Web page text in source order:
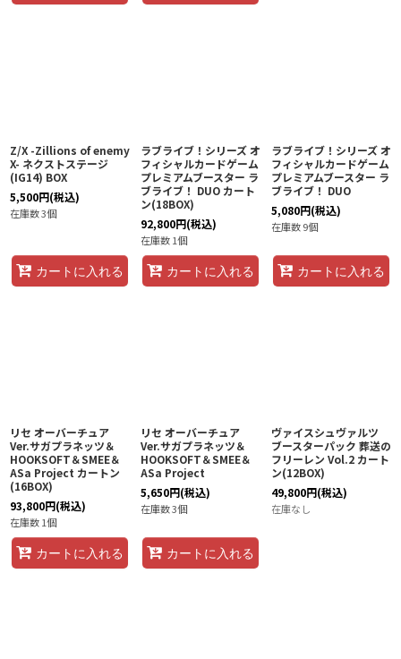
Z/X -Zillions of enemy
X- ネクストステージ
(IG14) BOX
5,500円(税込)
在庫数 3個
カートに入れる
ラブライブ！シリーズ オ
フィシャルカードゲーム
プレミアムブースター ラ
ブライブ！ DUO カート
ン(18BOX)
92,800円(税込)
在庫数 1個
カートに入れる
ラブライブ！シリーズ オ
フィシャルカードゲーム
プレミアムブースター ラ
ブライブ！ DUO
5,080円(税込)
在庫数 9個
カートに入れる
リセ オーバーチュア
Ver.サガプラネッツ＆
HOOKSOFT＆SMEE＆
ASa Project カートン
(16BOX)
93,800円(税込)
在庫数 1個
カートに入れる
リセ オーバーチュア
Ver.サガプラネッツ＆
HOOKSOFT＆SMEE＆
ASa Project
5,650円(税込)
在庫数 3個
カートに入れる
ヴァイスシュヴァルツ
ブースターパック 葬送の
フリーレン Vol.2 カート
ン(12BOX)
49,800円(税込)
在庫なし